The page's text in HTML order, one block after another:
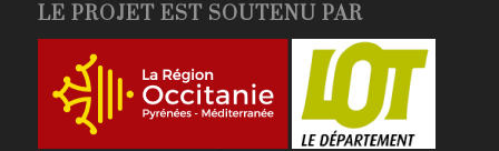
LE PROJET EST SOUTENU PAR